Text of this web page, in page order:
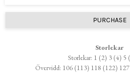
PURCHASE
Storlekar
Storlekar: 1 (2) 3 (4) 5
Övervidd: 106 (113) 118 (122)